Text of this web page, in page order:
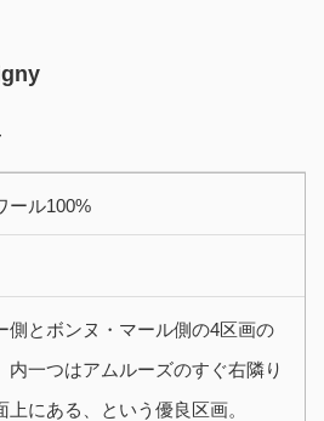
ール100%
側とボンヌ・マール側の4区画の
内一つはアムルーズのすぐ右隣り
上にある、という優良区画。